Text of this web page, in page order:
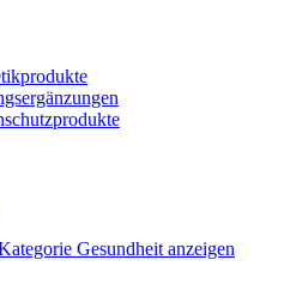
Gesundheit anzeigen